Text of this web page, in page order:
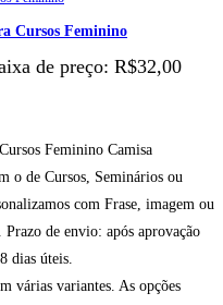
Cursos Feminino
de preço: R$32,00
Feminino Camisa
o de Cursos, Seminários ou
com Frase, imagem ou
de envio: após aprovação
dias úteis.
várias variantes. As opções